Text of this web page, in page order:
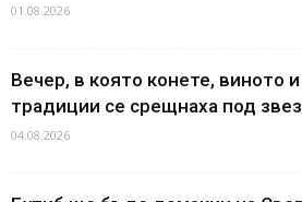
01.08.2026
Вечер, в която конете, виното
традиции се срещнаха под
04.08.2026